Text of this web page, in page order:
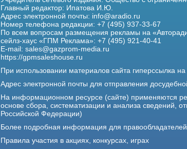
Главный редактор: Ипатова И.Ю.
Адрес электронной почты: info@aradio.ru
Номер телефона редакции: +7 (495) 937-33-67
По всем вопросам размещения рекламы на
сейлз-хаус «ГПМ Реклама»: +7 (495) 921-40-41
E-mail: sales@gazprom-media.ru
https://gpmsaleshouse.ru
При использовании материалов сайта гиперссылка на
Адрес электронной почты для отправления
На информационном ресурсе (сайте) применяются
основе сбора, систематизации и анализа сведений,
Российской Федерации)
Более подробная информация для правообладателей
Правила участия в акциях, конкурсах, играх